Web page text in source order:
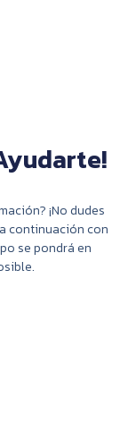
¡No dudes
continuación con
se pondrá en